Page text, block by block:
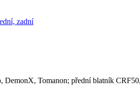
zadní
DemonX, Tomanon; přední blatník